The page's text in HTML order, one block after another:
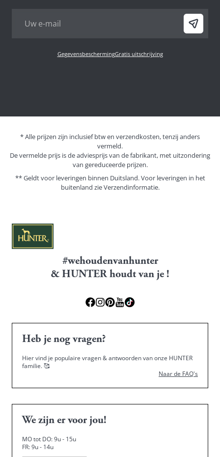
GegevensbeschermingGratis uitschrijving
* Alle prijzen zijn inclusief btw en verzendkosten, tenzij anders
vermeld.
De vermelde prijs is de adviesprijs van de fabrikant, met uitzondering
van gereduceerde prijzen.
** Geldt voor leveringen binnen Duitsland. Voor leveringen in het
buitenland zieVerzendinformatie.
#wehoudenvanhunter
& HUNTER houdt van je !
Heb je nog vragen?
Hier vind je populaire vragen & antwoorden van onze HUNTER
familie.🥰
Naar de FAQ's
We zijn er voor jou!
MO tot DO: 9u - 15u
FR: 9u - 14u